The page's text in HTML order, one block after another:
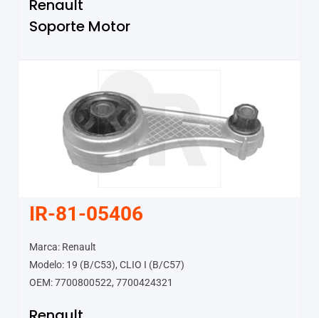
Renault
Soporte Motor
IR-81-05406
Marca: Renault
Modelo: 19 (B/C53), CLIO I (B/C57)
OEM: 7700800522, 7700424321